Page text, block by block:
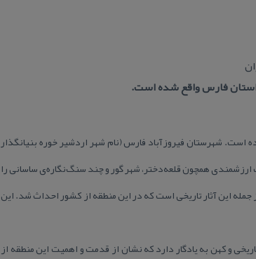
استان فارس واقع شده است. شهرستان فیروزآباد فارس (نام شهر اردشیر خوره بنیانگذار
ارزشمندی همچون قلعه‌دختر، شهر گور و چند سنگ‌نگاره‌ی ساسانی را
این‌ آثار تاریخی است كه در این منطقه از كشور احداث شد. این
و كهن به یادگار دارد كه نشان از قدمت و اهمیت این منطقه از